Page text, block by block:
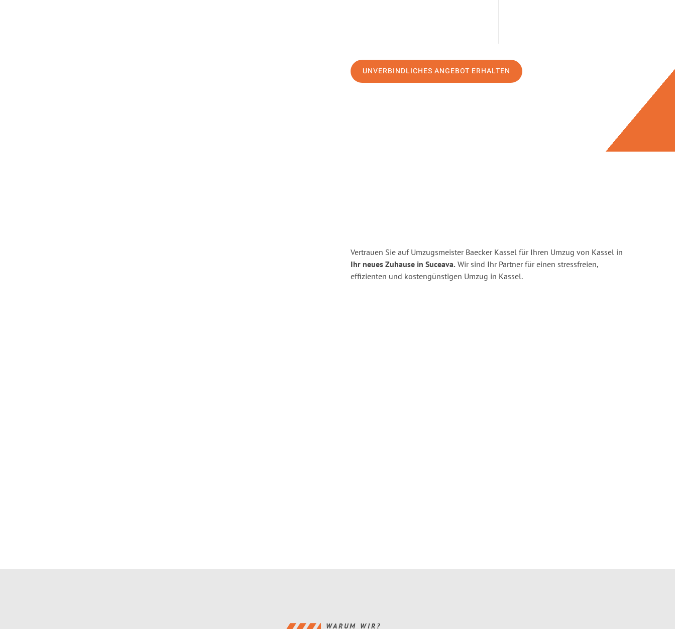
UNVERBINDLICHES ANGEBOT ERHALTEN
Vertrauen Sie auf Umzugsmeister Baecker Kassel für Ihren Umzug von Kassel in
Ihr neues Zuhause in Suceava. Wir sind Ihr Partner für einen stressfreien,
effizienten und kostengünstigen Umzug in Kassel.
WARUM WIR?